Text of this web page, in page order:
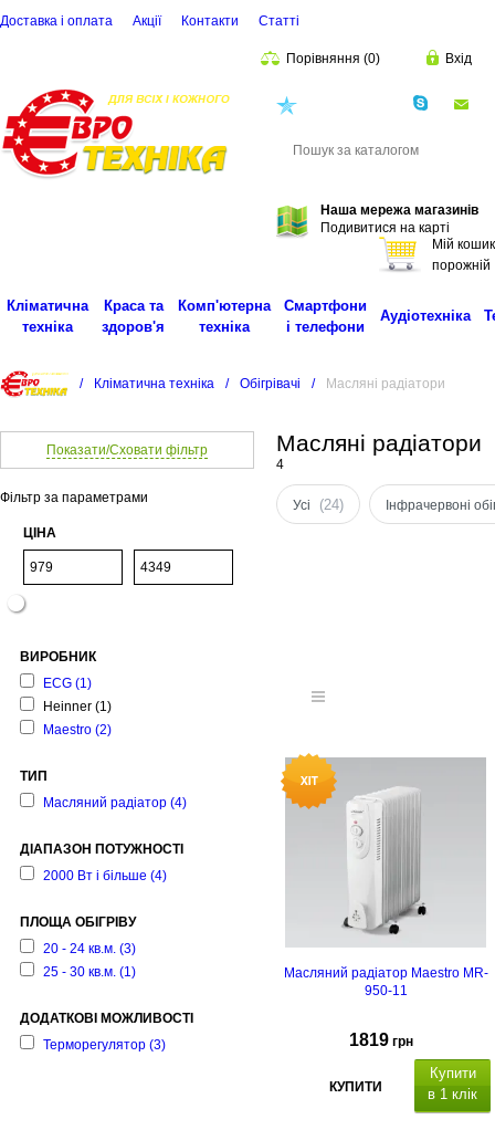
Доставка і оплата Акції Контакти Статті
Порівняння (0) Вхід
Наша мережа магазинів
Подивитися на карті
Мій кошик
порожній
Кліматична
техніка
Краса та
здоров'я
Комп'ютерна
техніка
Смартфони
і телефони
Аудіотехніка
/ Кліматична техніка / Обігрівачі / Масляні радіатори
Показати/Сховати фільтр
Фільтр за параметрами
ЦІНА
ВИРОБНИК
ECG (1)
Heinner (1)
Maestro (2)
ТИП
Масляний радіатор (4)
ДІАПАЗОН ПОТУЖНОСТІ
2000 Вт і більше (4)
ПЛОЩА ОБІГРІВУ
20 - 24 кв.м. (3)
25 - 30 кв.м. (1)
ДОДАТКОВІ МОЖЛИВОСТІ
Терморегулятор (3)
Масляні радіатори
4
Усі (24) Інфрачервоні
Масляний радіатор Maestro MR-
950-11
1819 грн
КУПИТИ
Купити
в 1 клік